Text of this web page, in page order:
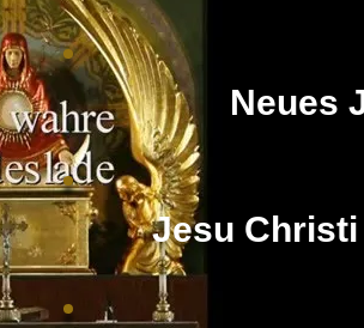
Neues
Jesu Christi